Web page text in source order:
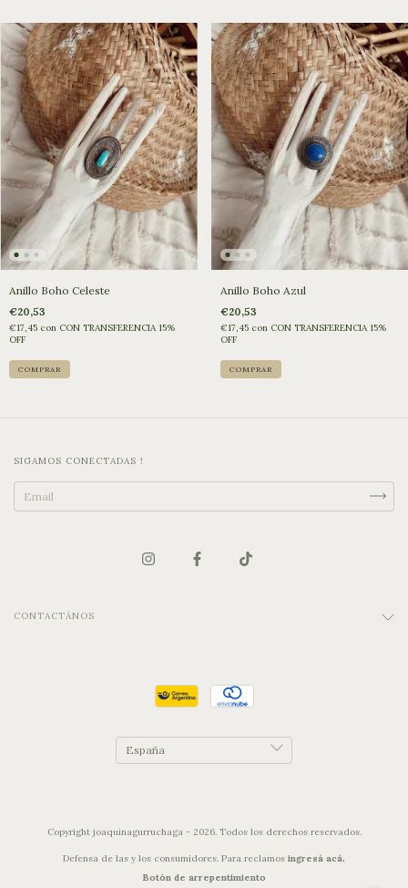
Anillo Boho Celeste
€20,53
€17,45 con CON TRANSFERENCIA 15%
OFF
Anillo Boho Azul
€20,53
€17,45 con CON TRANSFERENCIA 15%
OFF
SIGAMOS CONECTADAS !
CONTACTÁNOS
Copyright joaquinagurruchaga - 2026. Todos los derechos reservados.
Defensa de las y los consumidores. Para reclamos ingresá acá.
Botón de arrepentimiento